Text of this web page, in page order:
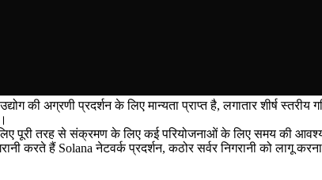
की अग्रणी प्रदर्शन के लिए मान्यता प्राप्त है, लगातार शीर्ष
पूरी तरह से संक्रमण के लिए कई परियोजनाओं के लिए समय की
करते हैं Solana नेटवर्क प्रदर्शन, कठोर सर्वर निगरानी को लागू